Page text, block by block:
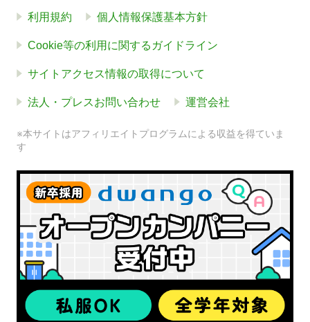
利用規約 個人情報保護基本方針
Cookie等の利用に関するガイドライン
サイトアクセス情報の取得について
法人・プレスお問い合わせ 運営会社
※本サイトはアフィリエイトプログラムによる収益を得ていま
す